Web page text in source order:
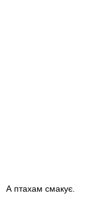
А птахам смакує.